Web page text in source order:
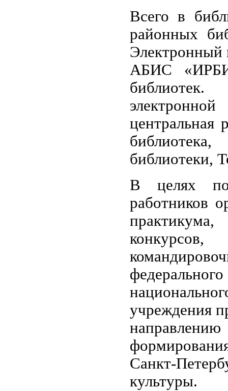
Всего в
районных
Электронный
АБИС
центральная
библиотеки,
В целях
работников
учреждения
Санкт-
культуры.